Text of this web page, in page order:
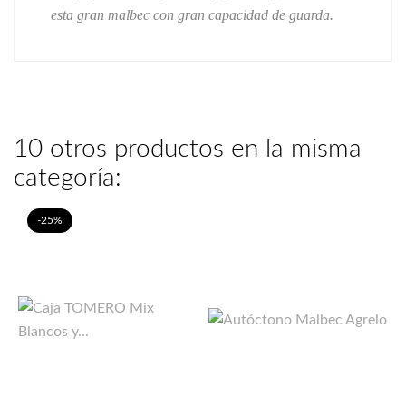
esta gran malbec con gran capacidad de guarda.
10 otros productos en la misma
categoría:
-25%